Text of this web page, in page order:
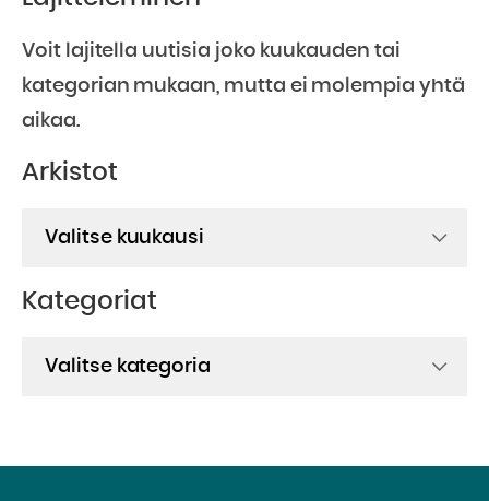
Voit lajitella uutisia joko kuukauden tai
kategorian mukaan, mutta ei molempia yhtä
aikaa.
Arkistot
Kategoriat